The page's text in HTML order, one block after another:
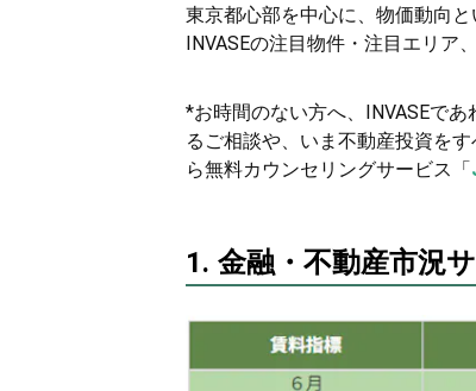
東京都心部を中心に、物価動向
INVASEの注目物件・注目エリア
*お時間のない方へ、INVASEで
るご相談や、いま不動産投資を
ら無料カウンセリングサービス「
1. 金融・不動産市況